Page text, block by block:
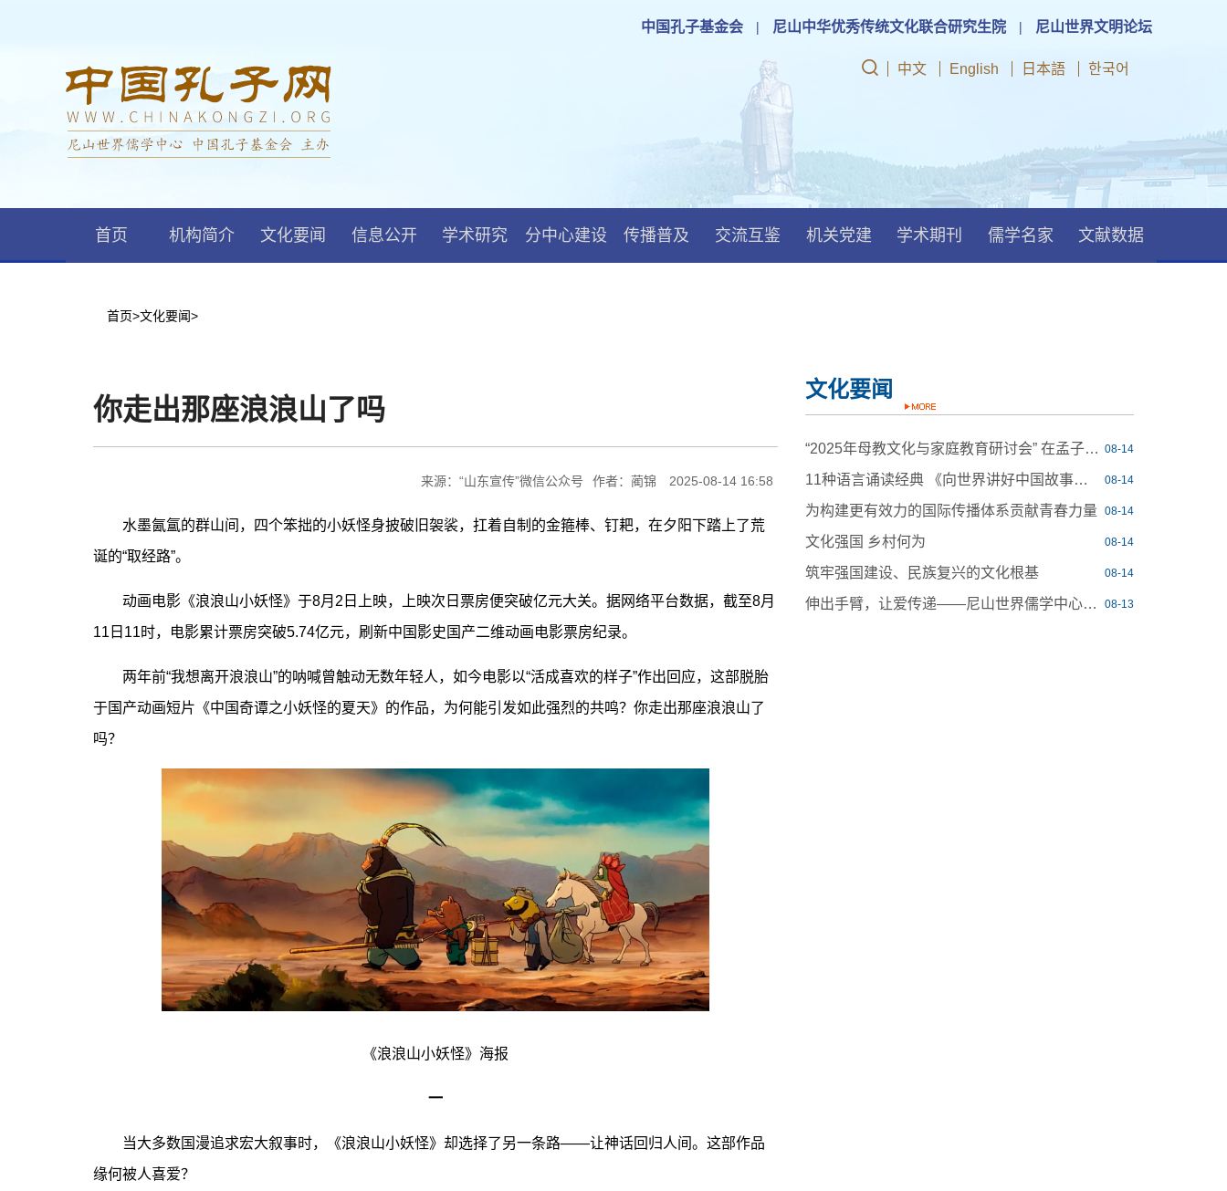
中国孔子基金会 | 尼山中华优秀传统文化联合研究生院 | 尼山世界文明论坛
中文 English 日本語 한국어
首页 机构简介 文化要闻 信息公开 学术研究 分中心建设 传播普及 交流互鉴 机关党建 学术期刊 儒学名家 文献数据
首页>文化要闻>
你走出那座浪浪山了吗
来源：“山东宣传”微信公众号 作者：蔺锦 2025-08-14 16:58
水墨氤氲的群山间，四个笨拙的小妖怪身披破旧袈裟，扛着自制的金箍棒、钉耙，在夕阳下踏上了荒
诞的“取经路”。
动画电影《浪浪山小妖怪》于8月2日上映，上映次日票房便突破亿元大关。据网络平台数据，截至8月
11日11时，电影累计票房突破5.74亿元，刷新中国影史国产二维动画电影票房纪录。
两年前“我想离开浪浪山”的呐喊曾触动无数年轻人，如今电影以“活成喜欢的样子”作出回应，这部脱胎
于国产动画短片《中国奇谭之小妖怪的夏天》的作品，为何能引发如此强烈的共鸣？你走出那座浪浪山了
吗？
《浪浪山小妖怪》海报
一
当大多数国漫追求宏大叙事时，《浪浪山小妖怪》却选择了另一条路——让神话回归人间。这部作品
缘何被人喜爱？
文化要闻
08-14
“2025年母教文化与家庭教育研讨会” 在孟子研究院举办
08-14
11种语言诵读经典 《向世界讲好中国故事》出版发行
08-14
为构建更有效力的国际传播体系贡献青春力量
08-14
文化强国 乡村何为
08-14
筑牢强国建设、民族复兴的文化根基
08-13
伸出手臂，让爱传递——尼山世界儒学中心（中国孔子基金会秘书处）组织开展无偿献血活动